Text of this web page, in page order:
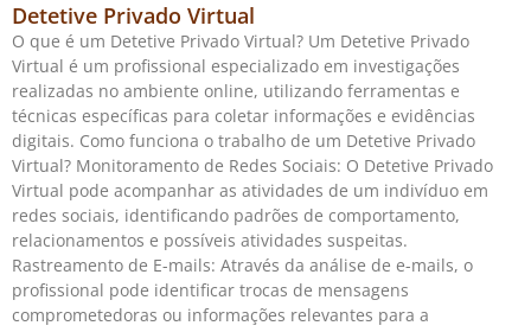
Detetive Privado Virtual
O que é um Detetive Privado Virtual? Um Detetive Privado
Virtual é um profissional especializado em investigações
realizadas no ambiente online, utilizando ferramentas e
técnicas específicas para coletar informações e evidências
digitais. Como funciona o trabalho de um Detetive Privado
Virtual? Monitoramento de Redes Sociais: O Detetive Privado
Virtual pode acompanhar as atividades de um indivíduo em
redes sociais, identificando padrões de comportamento,
relacionamentos e possíveis atividades suspeitas.
Rastreamento de E-mails: Através da análise de e-mails, o
profissional pode identificar trocas de mensagens
comprometedoras ou informações relevantes para a